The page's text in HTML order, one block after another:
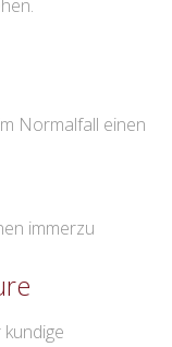
Normalfall einen
immerzu